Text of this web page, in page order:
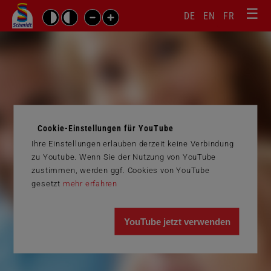
☰
DE EN FR
Suchbegriffe
Cookie-Einstellungen für YouTube
Ihre Einstellungen erlauben derzeit keine Verbindung
zu Youtube. Wenn Sie der Nutzung von YouTube
zustimmen, werden ggf. Cookies von YouTube
gesetzt mehr erfahren
YouTube jetzt verwenden